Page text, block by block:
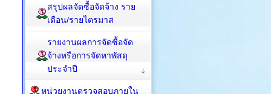
สรุปผลจัดซื้อจัดจ้าง ราย
เดือน/รายไตรมาส
รายงานผลการจัดซื้อจัด
จ้างหรือการจัดหาพัสดุ
ประจำปี
หน่วยงานตรวจสอบภายใน